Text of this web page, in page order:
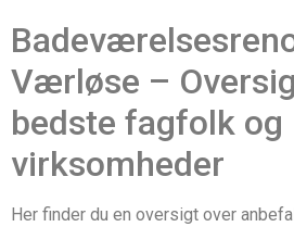
Værløse –
bedste fagfolk og
virksomheder
Her finder du en oversigt over